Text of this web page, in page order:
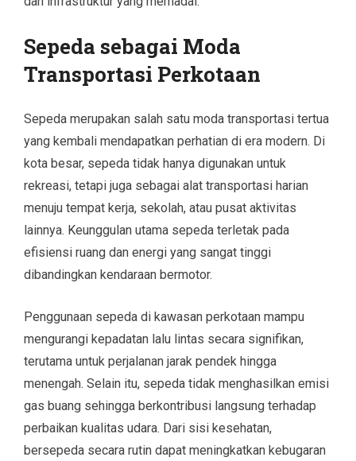
Sepeda sebagai Moda
Transportasi Perkotaan
Sepeda merupakan salah satu moda transportasi tertua
yang kembali mendapatkan perhatian di era modern. Di
kota besar, sepeda tidak hanya digunakan untuk
rekreasi, tetapi juga sebagai alat transportasi harian
menuju tempat kerja, sekolah, atau pusat aktivitas
lainnya. Keunggulan utama sepeda terletak pada
efisiensi ruang dan energi yang sangat tinggi
dibandingkan kendaraan bermotor.
Penggunaan sepeda di kawasan perkotaan mampu
mengurangi kepadatan lalu lintas secara signifikan,
terutama untuk perjalanan jarak pendek hingga
menengah. Selain itu, sepeda tidak menghasilkan emisi
gas buang sehingga berkontribusi langsung terhadap
perbaikan kualitas udara. Dari sisi kesehatan,
bersepeda secara rutin dapat meningkatkan kebugaran